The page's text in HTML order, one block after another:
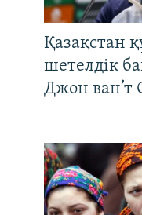
Қазақстан
шетелдік
Джон ван’т